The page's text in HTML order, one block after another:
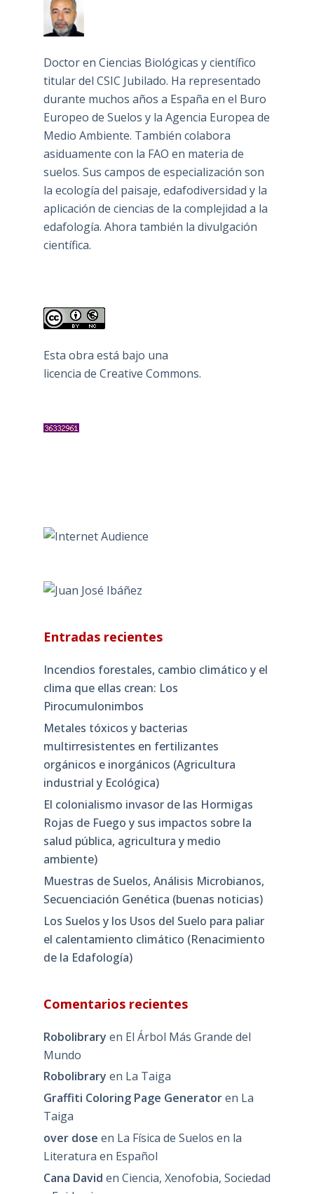
Doctor en Ciencias Biológicas y científico
titular del CSIC Jubilado. Ha representado
durante muchos años a España en el Buro
Europeo de Suelos y la Agencia Europea de
Medio Ambiente. También colabora
asiduamente con la FAO en materia de
suelos. Sus campos de especialización son
la ecología del paisaje, edafodiversidad y la
aplicación de ciencias de la complejidad a la
edafología. Ahora también la divulgación
científica.
Esta obra está bajo una
licencia de Creative Commons.
Entradas recientes
Incendios forestales, cambio climático y el
clima que ellas crean: Los
Pirocumulonimbos
Metales tóxicos y bacterias
multirresistentes en fertilizantes
orgánicos e inorgánicos (Agricultura
industrial y Ecológica)
El colonialismo invasor de las Hormigas
Rojas de Fuego y sus impactos sobre la
salud pública, agricultura y medio
ambiente)
Muestras de Suelos, Análisis Microbianos,
Secuenciación Genética (buenas noticias)
Los Suelos y los Usos del Suelo para paliar
el calentamiento climático (Renacimiento
de la Edafología)
Comentarios recientes
Robolibrary en El Árbol Más Grande del
Mundo
Robolibrary en La Taiga
Graffiti Coloring Page Generatoren La
Taiga
over dose en La Física de Suelos en la
Literatura en Español
Cana David en Ciencia, Xenofobia, Sociedad